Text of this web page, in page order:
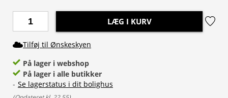
LÆG I KURV
Tilføj til Ønskeskyen
På lager i webshop
På lager i alle butikker
- Se lagerstatus i dit bolighus